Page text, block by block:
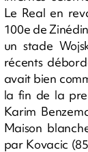
Le Real en
100e de
un stade
récents
avait bien
la fin de la
Karim
Maison
par Kovacic